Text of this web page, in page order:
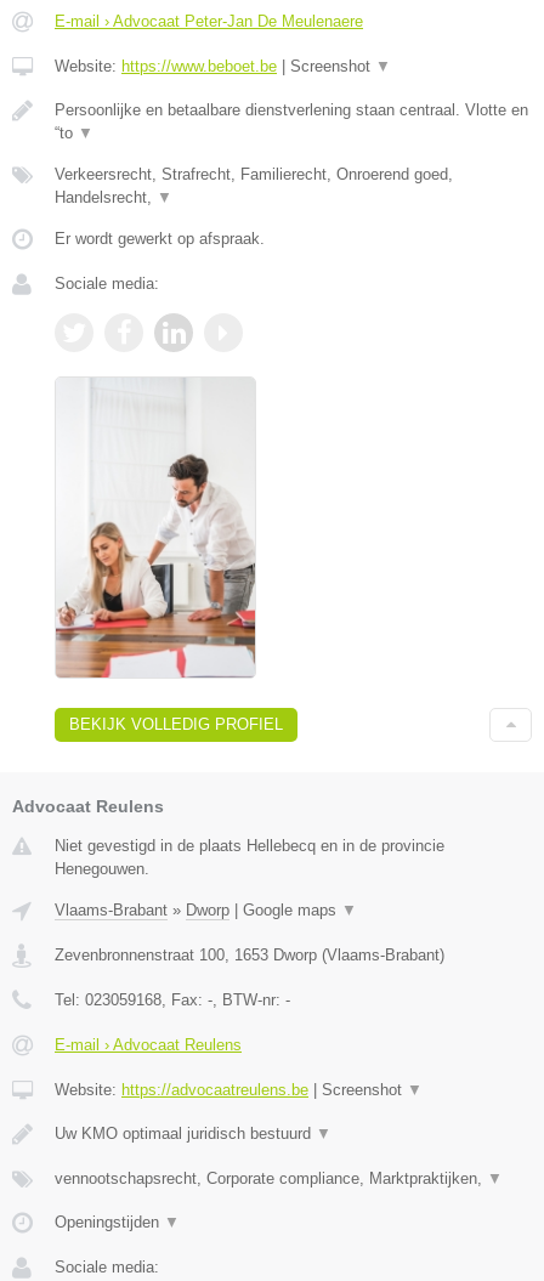
E-mail › Advocaat Peter-Jan De Meulenaere
Website: https://www.beboet.be Screenshot ▼
Persoonlijke en betaalbare dienstverlening staan centraal. Vlotte en
“to ▼
Verkeersrecht, Strafrecht, Familierecht, Onroerend goed,
Handelsrecht,
▼
Er wordt gewerkt op afspraak.
Sociale media:
BEKIJK VOLLEDIG PROFIEL
Advocaat Reulens
Niet gevestigd in de plaats Hellebecq en in de provincie
Henegouwen.
Vlaams-Brabant » Dworp Google maps ▼
Zevenbronnenstraat 100 1653 Dworp (Vlaams-Brabant)
Tel: 023059168 , Fax: - , BTW-nr: -
E-mail › Advocaat Reulens
Website: https://advocaatreulens.be Screenshot ▼
Uw KMO optimaal juridisch bestuurd ▼
vennootschapsrecht, Corporate compliance, Marktpraktijken, ▼
Openingstijden ▼
Sociale media: